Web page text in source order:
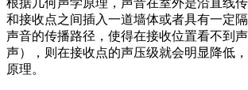
和接收点之间插入一道墙体或者具有一定
声音的传播路径，使得在接收位置看不到
声），则在接收点的声压级就会明显降低
原理。